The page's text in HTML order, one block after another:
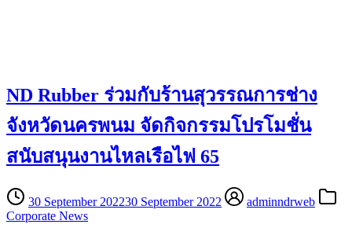
ND Rubber ร่วมกับร้านสุวรรณการช่าง
จังหวัดนครพนม จัดกิจกรรมโปรโมชั่น
สนับสนุนงานไหลเรือไฟ 65
30 September 202230 September 2022
adminndrweb
Corporate News